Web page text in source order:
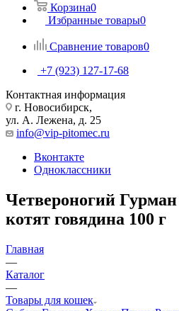
Корзина0
Избранные товары0
Сравнение товаров0
+7 (923) 127-17-68
Контактная информация
г. Новосибирск,
ул. А. Лежена, д. 25
info@vip-pitomec.ru
Вконтакте
Одноклассники
Четвероногий
котят говядина 100 г
Главная
—
Каталог
—
Товары для кошек